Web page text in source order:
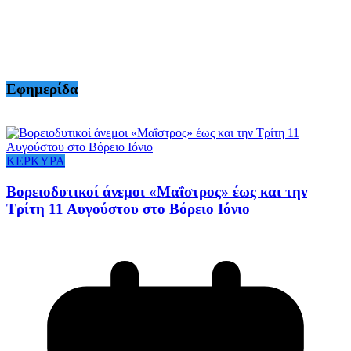
Εφημερίδα
ΚΕΡΚΥΡΑ
Βορειοδυτικοί άνεμοι «Μαΐστρος» έως και την
Τρίτη 11 Αυγούστου στο Βόρειο Ιόνιο